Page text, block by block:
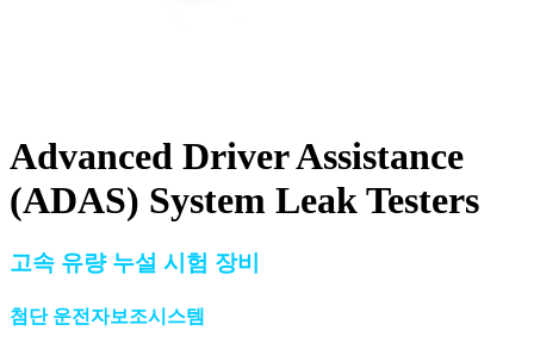
Advanced Driver Assistance
(ADAS) System Leak Testers​
고속 유량 누설 시험 장비
첨단 운전자보조시스템